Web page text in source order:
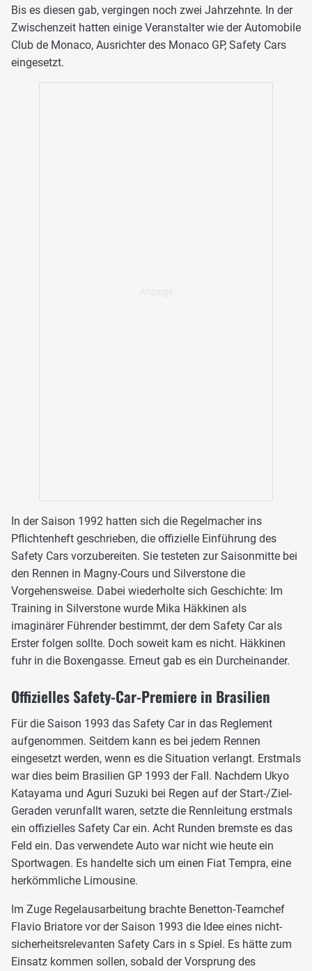
Bis es diesen gab, vergingen noch zwei Jahrzehnte. In der
Zwischenzeit hatten einige Veranstalter wie der Automobile
Club de Monaco, Ausrichter des Monaco GP, Safety Cars
eingesetzt.
In der Saison 1992 hatten sich die Regelmacher ins
Pflichtenheft geschrieben, die offizielle Einführung des
Safety Cars vorzubereiten. Sie testeten zur Saisonmitte bei
den Rennen in Magny-Cours und Silverstone die
Vorgehensweise. Dabei wiederholte sich Geschichte: Im
Training in Silverstone wurde Mika Häkkinen als
imaginärer Führender bestimmt, der dem Safety Car als
Erster folgen sollte. Doch soweit kam es nicht. Häkkinen
fuhr in die Boxengasse. Erneut gab es ein Durcheinander.
Offizielles Safety-Car-Premiere in Brasilien
Für die Saison 1993 das Safety Car in das Reglement
aufgenommen. Seitdem kann es bei jedem Rennen
eingesetzt werden, wenn es die Situation verlangt. Erstmals
war dies beim Brasilien GP 1993 der Fall. Nachdem Ukyo
Katayama und Aguri Suzuki bei Regen auf der Start-/Ziel-
Geraden verunfallt waren, setzte die Rennleitung erstmals
ein offizielles Safety Car ein. Acht Runden bremste es das
Feld ein. Das verwendete Auto war nicht wie heute ein
Sportwagen. Es handelte sich um einen Fiat Tempra, eine
herkömmliche Limousine.
Im Zuge Regelausarbeitung brachte Benetton-Teamchef
Flavio Briatore vor der Saison 1993 die Idee eines nicht-
sicherheitsrelevanten Safety Cars in s Spiel. Es hätte zum
Einsatz kommen sollen, sobald der Vorsprung des